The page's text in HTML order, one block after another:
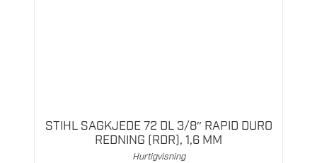
STIHL SAGKJEDE 72 DL 3/8″ RAPID DURO
REDNING (RDR), 1,6 MM
Hurtigvisning